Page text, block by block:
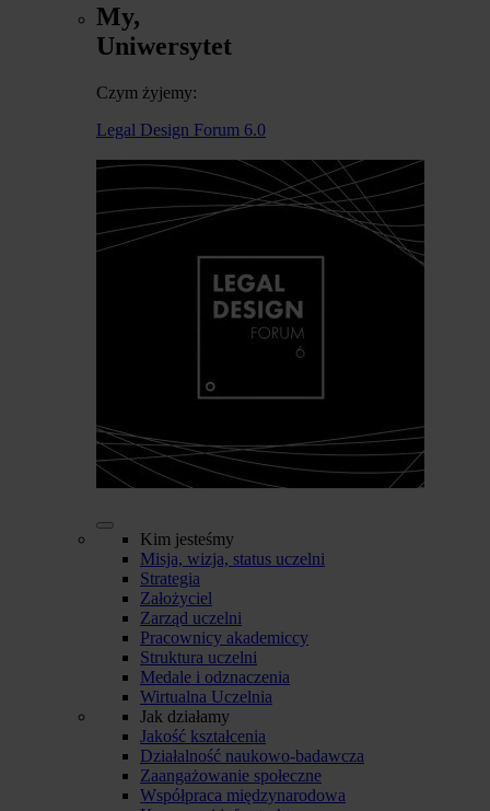
My,
Uniwersytet
Czym żyjemy:
Legal Design Forum 6.0
Kim jesteśmy
Misja, wizja, status uczelni
Strategia
Założyciel
Zarząd uczelni
Pracownicy akademiccy
Struktura uczelni
Medale i odznaczenia
Wirtualna Uczelnia
Jak działamy
Jakość kształcenia
Działalność naukowo-badawcza
Zaangażowanie społeczne
Współpraca międzynarodowa